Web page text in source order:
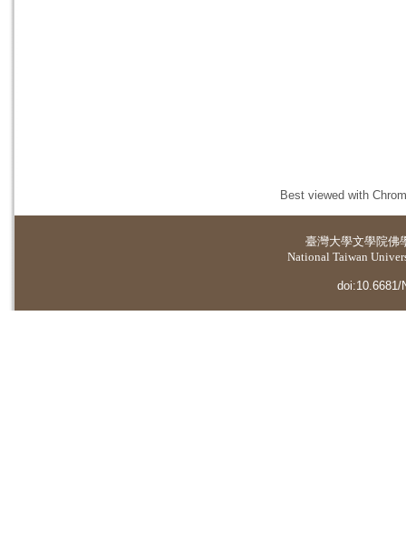
Best viewed with
臺灣大學文學院佛
National Taiwan
doi:10.6681/